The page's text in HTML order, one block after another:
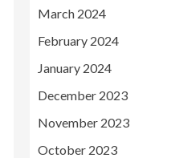
March 2024
February 2024
January 2024
December 2023
November 2023
October 2023